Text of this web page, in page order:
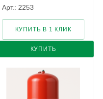
Арт.: 2253
КУПИТЬ
КУПИТЬ В 1 КЛИК